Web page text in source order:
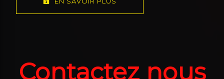
Contactez nous